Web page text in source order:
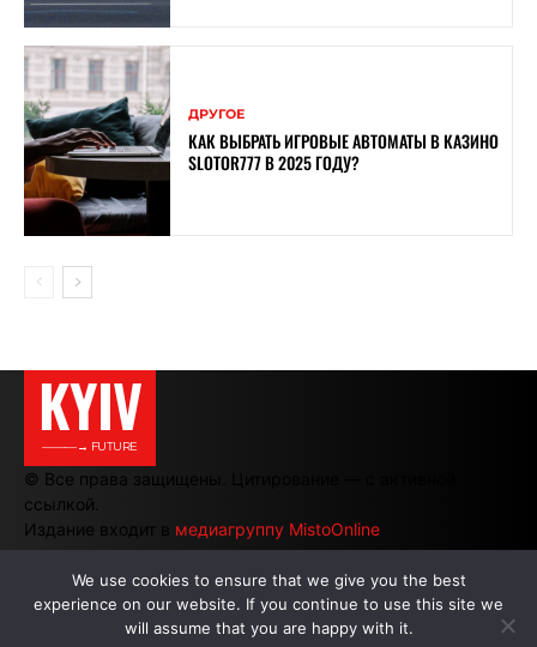
ДРУГОЕ
КАК ВЫБРАТЬ ИГРОВЫЕ АВТОМАТЫ В КАЗИНО
SLOTOR777 В 2025 ГОДУ?
KYIV
———→ FUTURE
© Все права защищены. Цитирование — с активной
ссылкой.
Издание входит в медиагруппу MistoOnline
АВТОРЫ | РЕКЛАМА НА САЙТЕ
We use cookies to ensure that we give you the best
experience on our website. If you continue to use this site we
will assume that you are happy with it.